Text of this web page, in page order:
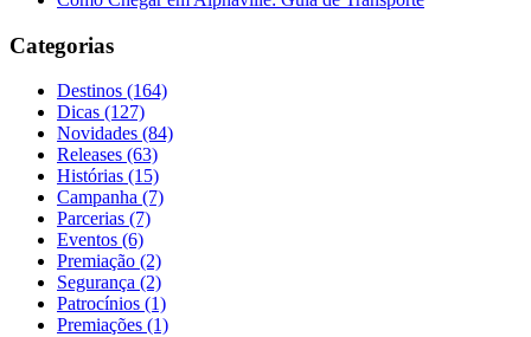
Categorias
Destinos (164)
Dicas (127)
Novidades (84)
Releases (63)
Histórias (15)
Campanha (7)
Parcerias (7)
Eventos (6)
Premiação (2)
Segurança (2)
Patrocínios (1)
Premiações (1)